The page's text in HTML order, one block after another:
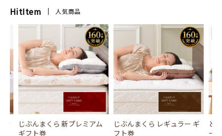
HitItem 人気商品
冷
じぶんまくら 新プレミアム
ギフト券
じぶんまくら レギュラー ギ
フト券
と
ース